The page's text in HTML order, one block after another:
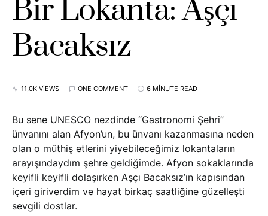
Bir Lokanta: Aşçı
Bacaksız
11,0K VIEWS ONE COMMENT 6 MINUTE READ
Bu sene UNESCO nezdinde “Gastronomi Şehri”
ünvanını alan Afyon’un, bu ünvanı kazanmasına neden
olan o müthiş etlerini yiyebileceğimiz lokantaların
arayışındaydım şehre geldiğimde. Afyon sokaklarında
keyifli keyifli dolaşırken Aşçı Bacaksız’ın kapısından
içeri giriverdim ve hayat birkaç saatliğine güzelleşti
sevgili dostlar.